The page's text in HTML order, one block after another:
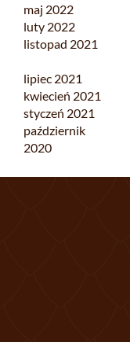
maj 2022
luty 2022
listopad 2021
lipiec 2021
kwiecień 2021
styczeń 2021
październik
2020